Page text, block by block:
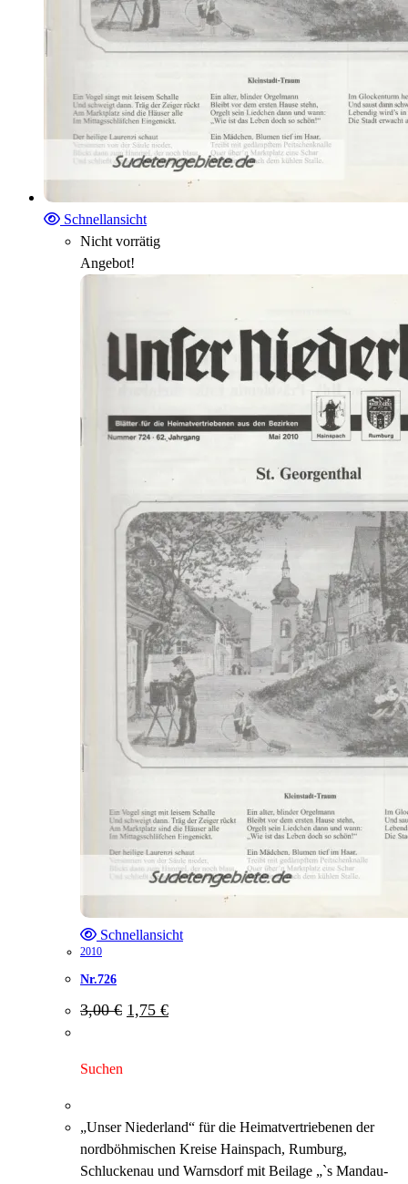
Schnellansicht
Nicht vorrätig
Angebot!
Schnellansicht
2010
Nr.726
3,00€ Ursprünglicher
Preis
1,75 €Aktueller
Preis
Suchen
„Unser Niederland“ für die Heimatvertriebenen der
nordböhmischen Kreise Hainspach, Rumburg,
Schluckenau und Warnsdorf mit Beilage „`s Mandau-